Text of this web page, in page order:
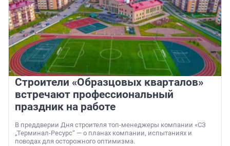
Строители «Образцовых кварталов»
встречают профессиональный
праздник на работе
В преддверии Дня строителя топ-менеджеры компании «СЗ
„Терминал-Ресурс“ — о планах компании, испытаниях и
поводах для осторожного оптимизма.